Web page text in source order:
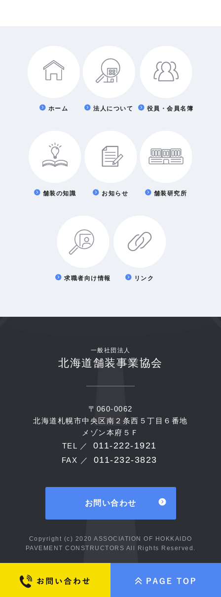
ホーム 法人について 役員・会員名簿
舗装の知識 お知らせ 舗装研究所
求職者向け情報 リンク
一般社団法人
北海道舗装事業協会
〒060-0062
北海道札幌市中央区南２条西５丁目６番地
メゾン本府５Ｆ
TEL ／
011-222-1921
FAX ／ 011-232-3823
お問い合わせ
Copyright (c) 2020 ASSOCIATION OF HOKKAIDO
PAVEMENT CONSTRUCTORS All Rights Reserved.